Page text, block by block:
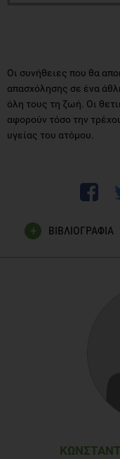
Οι συνήθειες που θα
απασχόλησης σε ένα
όλη τους τη ζωή. Oι
αφορούν τόσο την
υγείας του ατόμου.
ΒΙΒΛΙΟΓΡΑΦΙΑ